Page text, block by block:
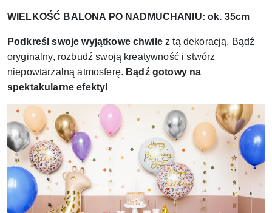
WIELKOŚĆ BALONA PO NADMUCHANIU: ok. 35cm
Podkreśl swoje wyjątkowe chwilez tą dekoracją. Bądź
oryginalny, rozbudź swoją kreatywność i stwórz
niepowtarzalną atmosferę. Bądź gotowy na
spektakularne efekty!